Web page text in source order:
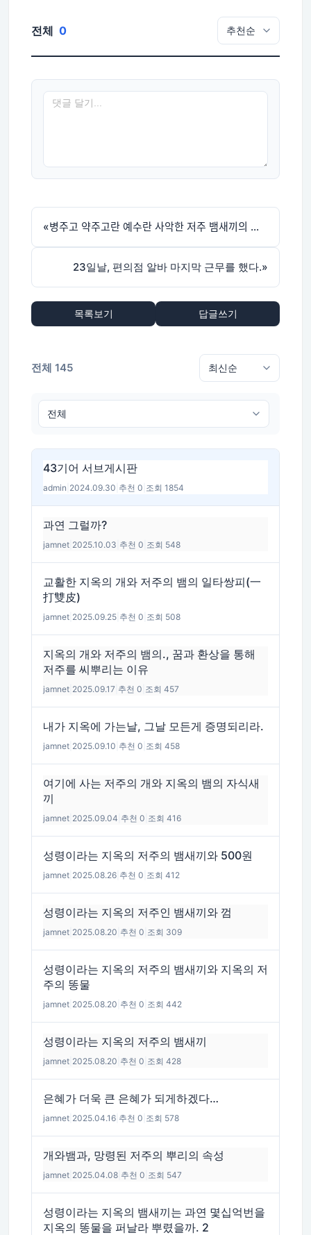
전체 0
« 병주고 약주고란 예수란 사악한 저주 뱀새끼의 개략
23일날, 편의점 알바 마지막 근무를 했다.»
목록보기 답글쓰기
전체 145
43기어 서브게시판
admin 2024.09.30 추천 0 조회 1854
과연 그럴까?
jamnet 2025.10.03 추천 0 조회 548
교활한 지옥의 개와 저주의 뱀의 일타쌍피(一
打雙皮)
jamnet 2025.09.25 추천 0 조회 508
지옥의 개와 저주의 뱀의., 꿈과 환상을 통해
저주를 씨뿌리는 이유
jamnet 2025.09.17 추천 0 조회 457
내가 지옥에 가는날, 그날 모든게 증명되리라.
jamnet 2025.09.10 추천 0 조회 458
여기에 사는 저주의 개와 지옥의 뱀의 자식새
끼
jamnet 2025.09.04 추천 0 조회 416
성령이라는 지옥의 저주의 뱀새끼와 500원
jamnet 2025.08.26 추천 0 조회 412
성령이라는 지옥의 저주인 뱀새끼와 껌
jamnet 2025.08.20 추천 0 조회 309
성령이라는 지옥의 저주의 뱀새끼와 지옥의 저
주의 똥물
jamnet 2025.08.20 추천 0 조회 442
성령이라는 지옥의 저주의 뱀새끼
jamnet 2025.08.20 추천 0 조회 428
은혜가 더욱 큰 은혜가 되게하겠다…
jamnet 2025.04.16 추천 0 조회 578
개와뱀과, 망령된 저주의 뿌리의 속성
jamnet 2025.04.08 추천 0 조회 547
성령이라는 지옥의 뱀새끼는 과연 몇십억번을
지옥의 똥물을 퍼날라 뿌렸을까. 2